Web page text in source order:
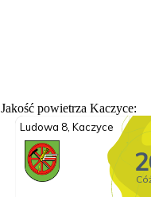
Jakość powietrza Kaczyce: